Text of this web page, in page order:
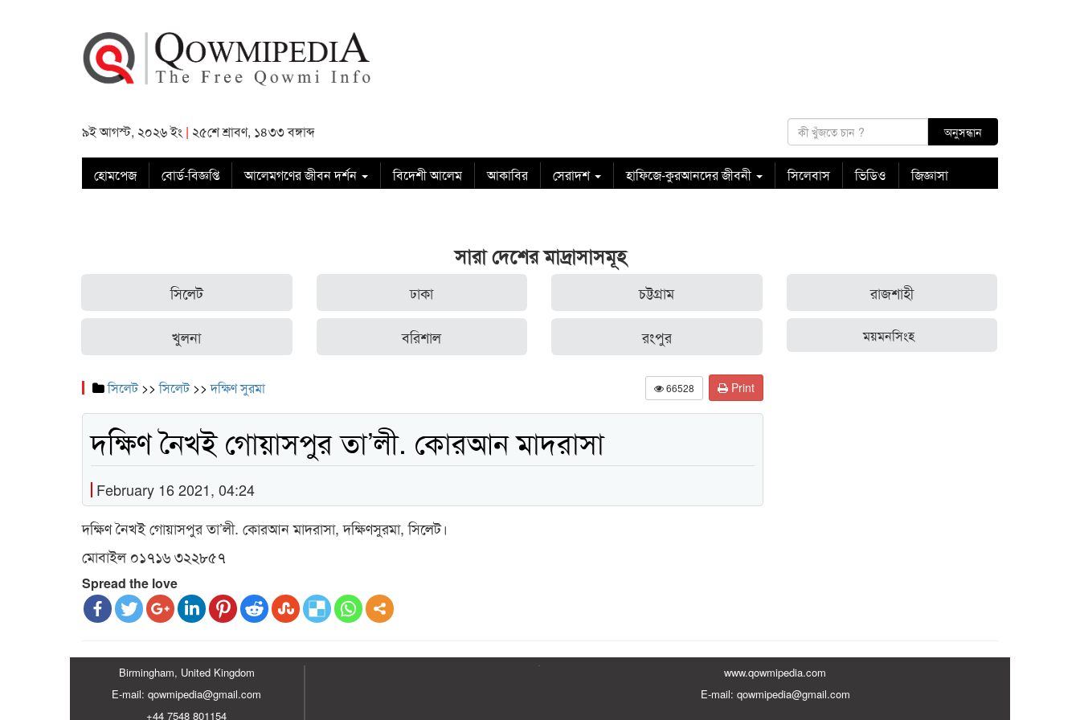
৯ই আগস্ট, ২০২৬ ইং | ২৫শে শ্রাবণ, ১৪৩৩ বঙ্গাব্দ
হোমপেজ বোর্ড-বিজ্ঞপ্তি আলেমগণের জীবন দর্শন বিদেশী আলেম আকাবির সেরাদশ হাফিজে-কুরআনদের জীবনী সিলেবাস ভিডিও জিজ্ঞাসা
সারা দেশের মাদ্রাসাসমূহ
সিলেট ঢাকা চট্টগ্রাম রাজশাহী
খুলনা বরিশাল রংপুর ময়মনসিংহ
সিলেট>>সিলেট>>দক্ষিণ সুরমা 66528 Print
দক্ষিণ নৈখই গোয়াসপুর তা’লী. কোরআন মাদরাসা
February 16 2021, 04:24
দক্ষিণ নৈখই গোয়াসপুর তা’লী. কোরআন মাদরাসা, দক্ষিণসুরমা, সিলেট।
মোবাইল ০১৭১৬ ৩২২৮৫৭
Spread the love
Birmingham, United Kingdom
E-mail: qowmipedia@gmail.com
+44 7548 801154
www.qowmipedia.com
E-mail: qowmipedia@gmail.com